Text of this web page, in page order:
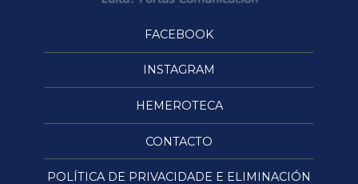
FACEBOOK
INSTAGRAM
HEMEROTECA
CONTACTO
POLÍTICA DE PRIVACIDADE E ELIMINACIÓN